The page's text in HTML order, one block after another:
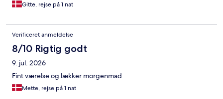
Gitte, rejse på 1 nat
Verificeret anmeldelse
8/10 Rigtig godt
9. jul. 2026
Fint værelse og lækker morgenmad
Mette, rejse på 1 nat